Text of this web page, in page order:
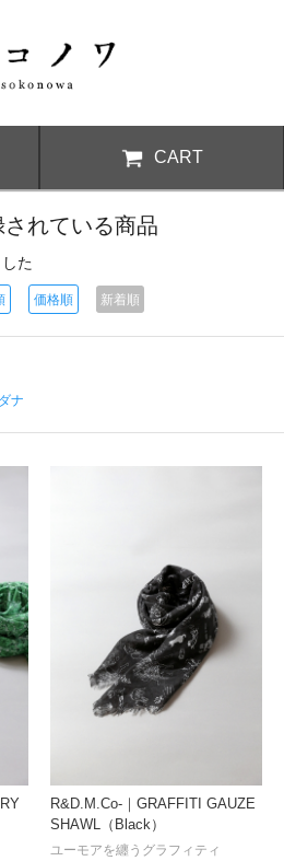
CART
されている商品
た
価格順 新着順
ナ
R&D.M.Co-｜GRAFFITI GAUZE
SHAWL（Black）
ユーモアを纏うグラフィティ